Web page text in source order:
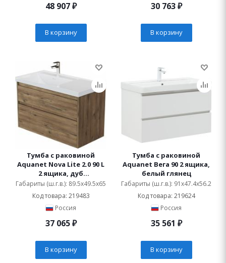
48 907₽
В корзину
30 763₽
В корзину
Тумба с раковиной
Aquanet Nova Lite 2.0 90 L
2 ящика, дуб
рустикальный
Габариты (ш.г.в.): 89.5x49.5x65
Код товара: 219483
Россия
37 065₽
В корзину
Тумба с раковиной
Aquanet Вега 90 2 ящика,
белый глянец
Габариты (ш.г.в.): 91x47.4x56.2
Код товара: 219624
Россия
35 561 ₽
В корзину